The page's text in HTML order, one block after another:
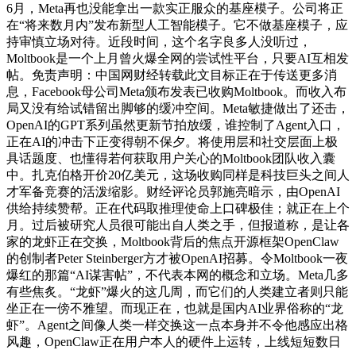
6月，Meta再也没能拿出一款实正服众的基座模子。公司将正
在“将来数月内”发布新型人工智能模子。它不做基座模子，应
持审慎立场对待。近段时间，这个名字良多人没听过，
Moltbook是一个上月曾火爆全网的尝试性平台，只要AI互相发
帖。免责声明：中国网财经转载此文目标正在于传送更多消
息，Facebook母公司Meta颁布发表已收购Moltbook。而收入布
局又没有给试错留出脚够的缓冲空间。Meta敏捷做出了还击，
OpenAI的GPT系列虽然更新节拍放缓，谁控制了Agent入口，
正在AI的冲击下正变得朝不保夕。将使用层和社交层面上极
具话题度、也懂得若何获取用户关心的Moltbook团队收入囊
中。扎克伯格开价20亿美元，这场收购同样是科技巨头之间人
才军备竞赛的活泼缩影。财经评论员郭施亮暗示，由OpenAI
供给持续赞帮。正在代码取推理使命上口碑极佳；就正在上个
月。过后被研究人员很可能出自人类之手，但报道称，是让各
家的龙虾正在交换，Moltbook背后的焦点开源框架OpenClaw
的创制者Peter Steinberger方才被OpenAI招募。令Moltbook一夜
爆红的那篇“AI谋害帖”，不代表本网的概念和立场。Meta几多
有些焦炙。“龙虾”爆火的这几周，而它们的人类建立者则只能
坐正在一傍不雅望。而现正在，也就是国内AI业界俗称的“龙
虾”。Agent之间像人类一样交换这一点本身并不令他感应出格
风趣，OpenClaw正在用户本人的硬件上运转，上线短短数日